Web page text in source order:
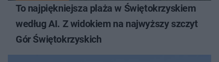
To najpiękniejsza plaża w Świętokrzyskiem
według AI. Z widokiem na najwyższy szczyt
Gór Świętokrzyskich